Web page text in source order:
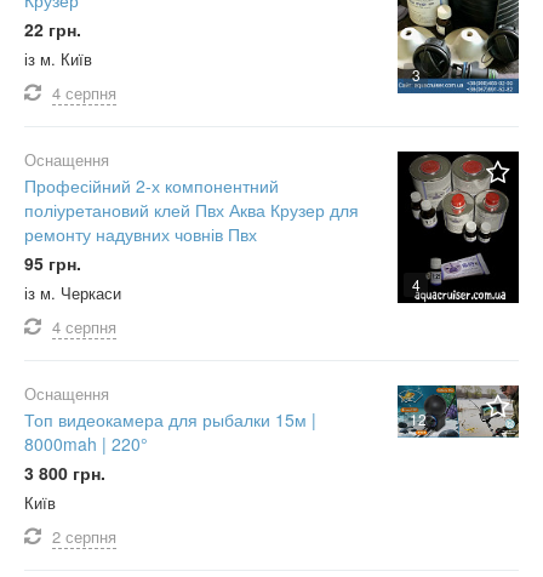
3
22 грн.
із м. Київ
4 серпня
4
Оснащення
Професійний 2-х компонентний
поліуретановий клей Пвх Аква Крузер для
ремонту надувних човнів Пвх
95 грн.
із м. Черкаси
4 серпня
12
Оснащення
Топ видеокамера для рыбалки 15м |
8000mah | 220°
3 800 грн.
Київ
2 серпня